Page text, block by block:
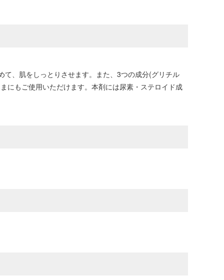
、肌をしっとりさせます。また、3つの成分(グリチル
にもご使用いただけます。本剤には尿素・ステロイド成